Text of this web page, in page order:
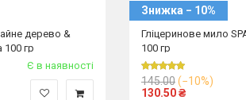
дерево &
100 гр
Є в наявності
Знижка − 10%
Гліцеринове мило
100 гр
145.00(−10%)
130.50₴